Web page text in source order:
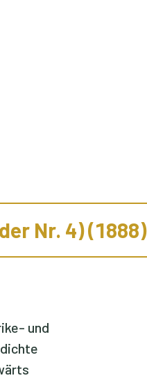
Nr. 4) (1888)
und